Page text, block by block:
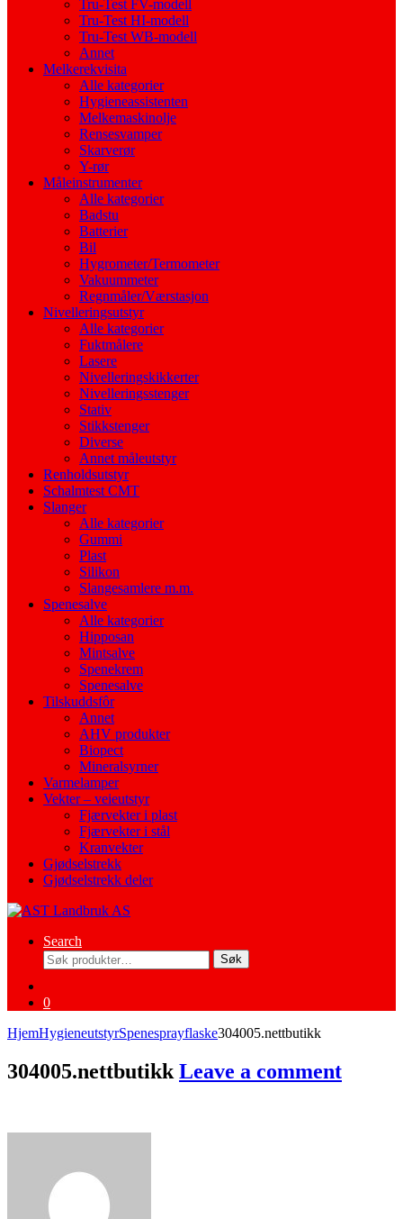
Tru-Test FV-modell
Tru-Test HI-modell
Tru-Test WB-modell
Annet
Melkerekvisita
Alle kategorier
Hygieneassistenten
Melkemaskinolje
Rensesvamper
Skarverør
Y-rør
Måleinstrumenter
Alle kategorier
Badstu
Batterier
Bil
Hygrometer/Termometer
Vakuummeter
Regnmåler/Værstasjon
Nivelleringsutstyr
Alle kategorier
Fuktmålere
Lasere
Nivelleringskikkerter
Nivelleringsstenger
Stativ
Stikkstenger
Diverse
Annet måleutstyr
Renholdsutstyr
Schalmtest CMT
Slanger
Alle kategorier
Gummi
Plast
Silikon
Slangesamlere m.m.
Spenesalve
Alle kategorier
Hipposan
Mintsalve
Spenekrem
Spenesalve
Tilskuddsfôr
Annet
AHV produkter
Biopect
Mineralsyrner
Varmelamper
Vekter – veieutstyr
Fjærvekter i plast
Fjærvekter i stål
Kranvekter
Gjødselstrekk
Gjødselstrekk deler
Search
Søk
etter:
Søk
0
HjemHygieneutstyrSpenesprayflaske304005.nettbutikk
304005.nettbutikk Leave a comment